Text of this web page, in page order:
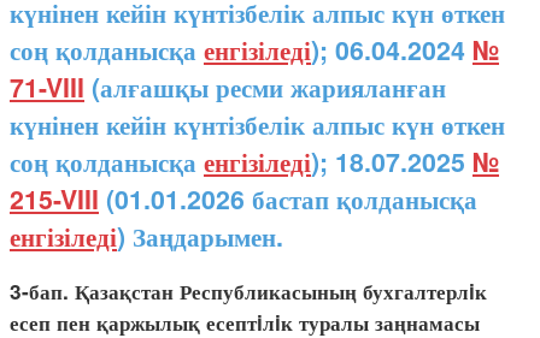
күнінен кейін күнтізбелік алпыс күн өткен
соң қолданысқа енгізіледі); 06.04.2024 №
71-VIII (алғашқы ресми жарияланған
күнінен кейін күнтізбелік алпыс күн өткен
соң қолданысқа енгізіледі); 18.07.2025 №
215-VIII (01.01.2026 бастап қолданысқа
енгізіледі) Заңдарымен.
3-бап. Қазақстан Республикасының бухгалтерлiк
есеп пен қаржылық есептiлiк туралы заңнамасы